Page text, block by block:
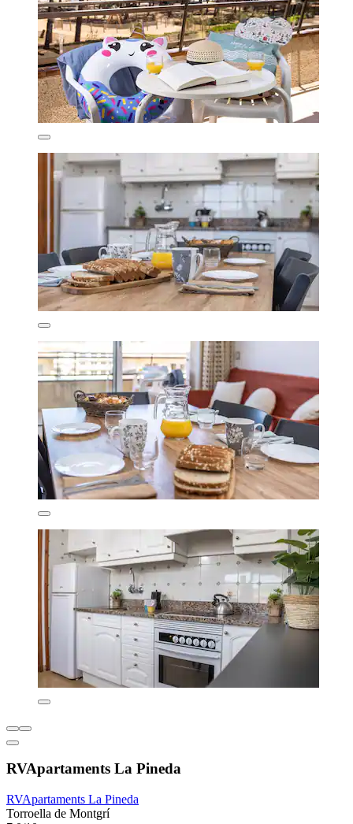
RVApartaments La Pineda
RVApartaments La Pineda
Torroella de Montgrí